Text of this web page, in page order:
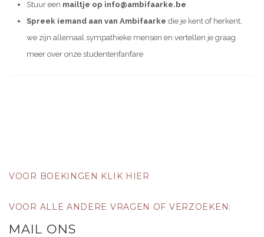
Stuur een mailtje op info@ambifaarke.be
Spreek iemand aan van Ambifaarke die je kent of herkent,
we zijn allemaal sympathieke mensen en vertellen je graag
meer over onze studentenfanfare
VOOR BOEKINGEN KLIK HIER
VOOR ALLE ANDERE VRAGEN OF VERZOEKEN:
MAIL ONS